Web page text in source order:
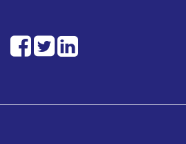
Facebook
TwitterLinkedIn